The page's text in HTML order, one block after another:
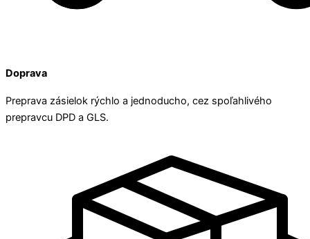
Doprava
Preprava zásielok rýchlo a jednoducho, cez spoľahlivého
prepravcu DPD a GLS.